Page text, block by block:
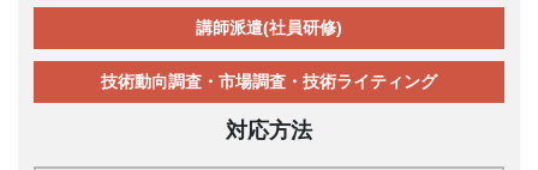
講師派遣(社員研修)
技術動向調査・市場調査・技術ライティング
対応方法